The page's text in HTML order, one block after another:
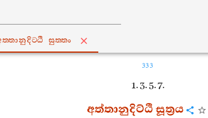
සුත‍්තං
333
1. 3. 5. 7.
අත්තානුදිට්ඨි සූත්‍රය